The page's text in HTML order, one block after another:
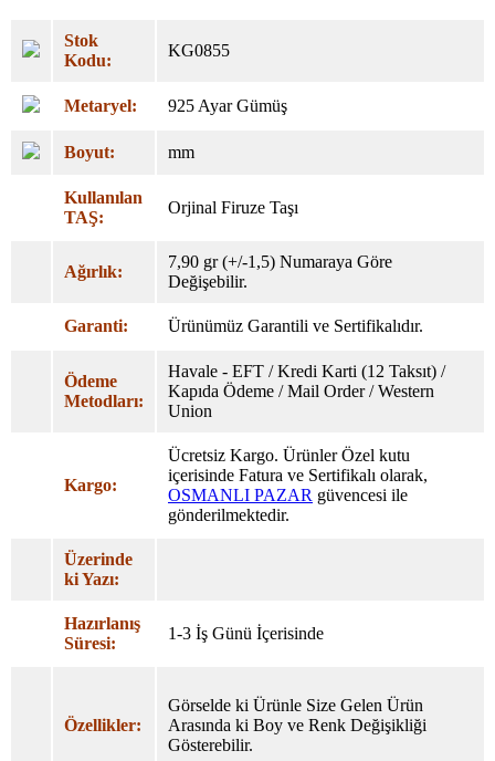
Stok
Kodu:
KG0855
Metaryel: 925 Ayar Gümüş
Boyut: mm
Kullanılan
TAŞ:
Orjinal Firuze Taşı
Ağırlık:
7,90 gr (+/-1,5) Numaraya Göre
Değişebilir.
Garanti: Ürünümüz Garantili ve Sertifikalıdır.
Ödeme
Metodları:
Havale - EFT / Kredi Karti (12 Taksıt) /
Kapıda Ödeme / Mail Order / Western
Union
Kargo:
Ücretsiz Kargo. Ürünler Özel kutu
içerisinde Fatura ve Sertifikalı olarak,
OSMANLI PAZAR güvencesi ile
gönderilmektedir.
Üzerinde
ki Yazı:
Hazırlanış
Süresi:
1-3 İş Günü İçerisinde
Özellikler:
Görselde ki Ürünle Size Gelen Ürün
Arasında ki Boy ve Renk Değişikliği
Gösterebilir.